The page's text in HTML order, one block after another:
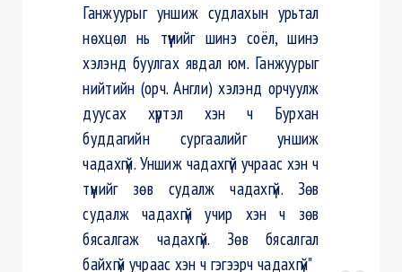
Ганжуурыг уншиж судлахын урьтал
нөхцөл нь түүнийг шинэ соёл, шинэ
хэлэнд буулгах явдал юм. Ганжуурыг
нийтийн (орч. Англи) хэлэнд орчуулж
дуусах хүртэл хэн ч Бурхан
буддагийн сургаалийг уншиж
чадахгүй. Уншиж чадахгүй учраас хэн ч
түүнийг зөв судалж чадахгүй. Зөв
судалж чадахгүй учир хэн ч зөв
бясалгаж чадахгүй. Зөв бясалгал
байхгүй учраас хэн ч гэгээрч чадахгүй"